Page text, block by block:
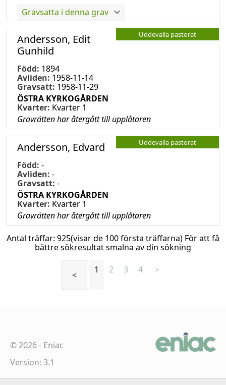
Gravsatta i denna grav
Uddevalla pastorat
Andersson, Edit
Gunhild
Född: 1894
Avliden: 1958-11-14
Gravsatt: 1958-11-29
ÖSTRA KYRKOGÅRDEN
Kvarter: Kvarter 1
Gravrätten har återgått till upplåtaren
Uddevalla pastorat
Andersson, Edvard
Född: -
Avliden: -
Gravsatt: -
ÖSTRA KYRKOGÅRDEN
Kvarter: Kvarter 1
Gravrätten har återgått till upplåtaren
Antal träffar: 925(visar de 100 första träffarna) För att få
bättre sökresultat smalna av din sökning
< 1 2 3 4 >
©2026- Eniac
Version: 3.1